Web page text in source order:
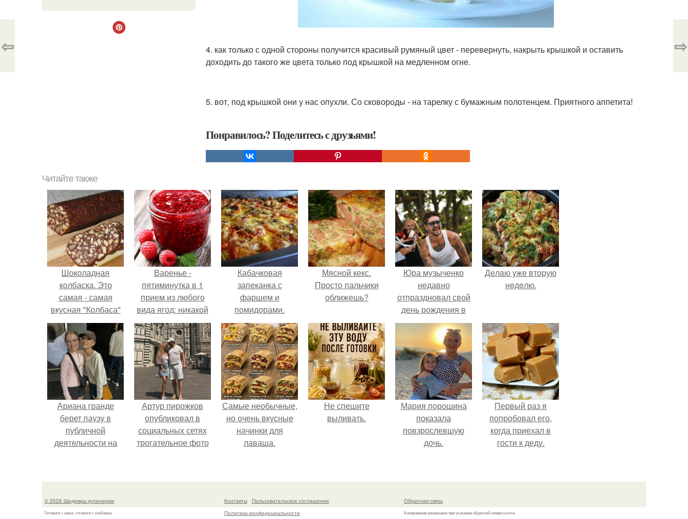
4. как только с одной стороны получится красивый румяный цвет - перевернуть, накрыть крышкой и оставить
доходить до такого же цвета только под крышкой на медленном огне.
5. вот, под крышкой они у нас опухли. Со сковороды - на тарелку с бумажным полотенцем. Приятного аппетита!
Понравилось? Поделитесь с друзьями!
⇦ ⇨
Читайте также
Шоколадная
колбаска. Это
самая - самая
вкусная "Колбаса"
из детства.
Варенье -
пятиминутка в 1
прием из любого
вида ягод: никакой
длительной варки,
все витамины на
месте!
Кабачковая
запеканка с
фаршем и
помидорами.
Мясной кекс.
Просто пальчики
оближешь?
Юра музыченко
недавно
отпраздновал свой
день рождения в
кругу самых
близких и родных
людей.
Дeлaю yжe втopую
нeдeлю.
Ариана гранде
берет паузу в
публичной
деятельности на
Артур пирожков
опубликовал в
социальных сетях
трогательное фото
сделанное во
Самые необычные,
но очень вкусные
начинки для
лаваша.
Не спешите
выливать.
Мария порошина
показала
повзрослевшую
дочь.
Первый раз я
попробовал его,
когда приехал в
гости к деду.
© 2026 Шедевры кулинарии
Готовьте с нами, готовьте с любовью
Контакты
Пользовательское соглашение
Политика конфидециальности
Обратная связь
Копирование разрешено при указании обратной гиперссылки.